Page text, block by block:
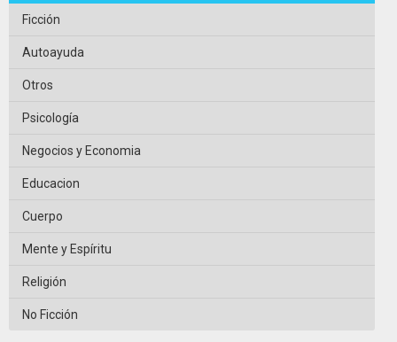
Ficción
Autoayuda
Otros
Psicología
Negocios y Economia
Educacion
Cuerpo
Mente y Espíritu
Religión
No Ficción